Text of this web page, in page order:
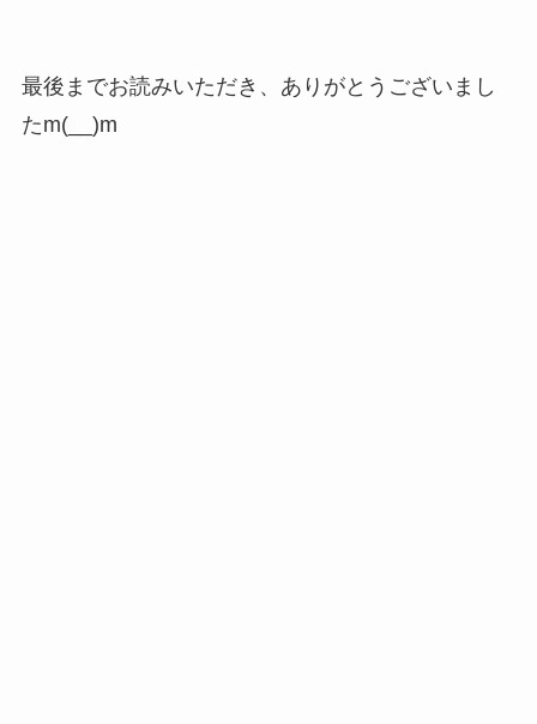
最後までお読みいただき、ありがとうございまし
たm(__)m